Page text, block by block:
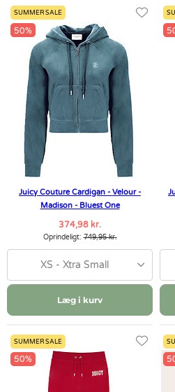
SUMMER SALE
50%
Juicy Couture Cardigan - Velour -
Madison - Bluest One
374,98 kr.
Oprindeligt:749,95 kr.
XS - Xtra Small
Læg i kurv
SUMMER SALE
50%